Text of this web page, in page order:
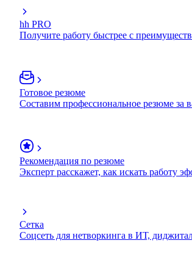
hh PRO
Получите работу быстрее с
Готовое резюме
Составим профессиональное резюме за
Рекомендация по резюме
Эксперт расскажет, как искать работу
Сетка
Соцсеть для нетворкинга в ИТ,